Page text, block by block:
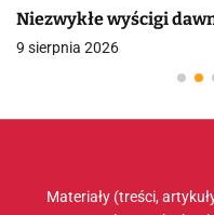
Niezwykłe wyścigi
9 sierpnia 2026
Materiały (treści,